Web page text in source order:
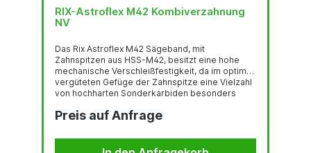
RIX-Astroflex M42 Kombiverzahnung
NV
Das Rix Astroflex M42 Sägeband, mit
Zahnspitzen aus HSS-M42, besitzt eine hohe
mechanische Verschleißfestigkeit, da im optimal
vergüteten Gefüge der Zahnspitze eine Vielzahl
von hochharten Sonderkarbiden besonders
in einer temperaturbeständigen martensitischen
Umgebung und der hohe Kobaltgehalt stehen für
eine sehr gute thermische
Verschleißfestigkeit.Das Trägerband aus
Preis auf Anfrage